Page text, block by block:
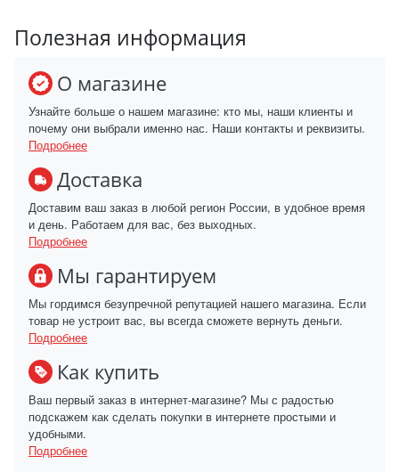
Полезная информация
О магазине
Узнайте больше о нашем магазине: кто мы, наши клиенты и
почему они выбрали именно нас. Наши контакты и реквизиты.
Подробнее
Доставка
Доставим ваш заказ в любой регион России, в удобное время
и день. Работаем для вас, без выходных.
Подробнее
Мы гарантируем
Мы гордимся безупречной репутацией нашего магазина. Если
товар не устроит вас, вы всегда сможете вернуть деньги.
Подробнее
Как купить
Ваш первый заказ в интернет-магазине? Мы с радостью
подскажем как сделать покупки в интернете простыми и
удобными.
Подробнее